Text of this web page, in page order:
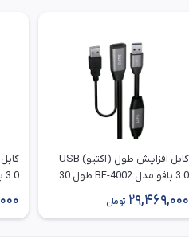
کابل افزایش طول (اکتیو) USB
3.0 بافو مدل BF-4002 طول 30
29,469,000 تومان